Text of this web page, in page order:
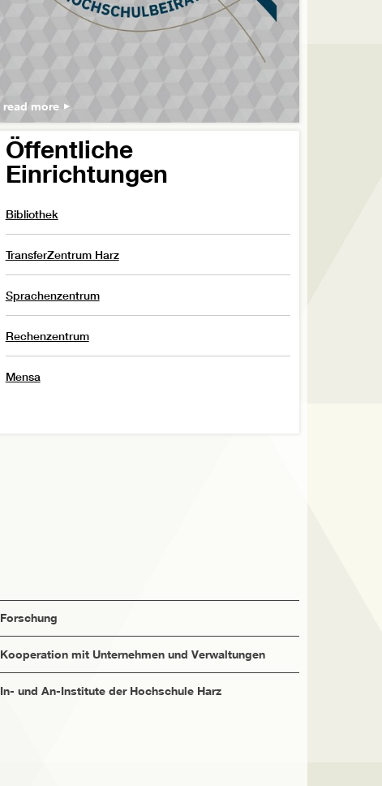
read more
Öffentliche
Einrichtungen
Bibliothek
TransferZentrum Harz
Sprachenzentrum
Rechenzentrum
Mensa
Forschung
Kooperation mit Unternehmen und Verwaltungen
In- und An-Institute der Hochschule Harz